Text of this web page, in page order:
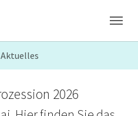
Aktuelles
2026